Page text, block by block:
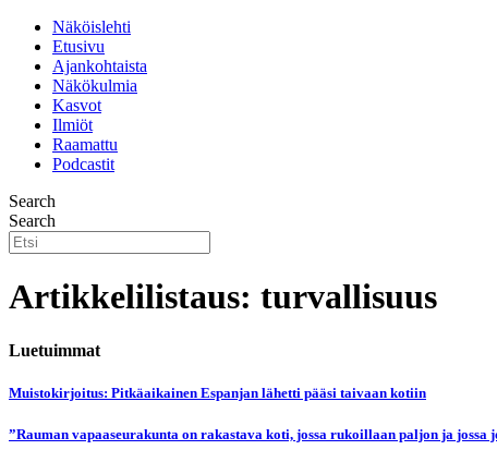
Näköislehti
Etusivu
Ajankohtaista
Näkökulmia
Kasvot
Ilmiöt
Raamattu
Podcastit
Search
Search
Artikkelilistaus: turvallisuus
Luetuimmat
Muistokirjoitus: Pitkäaikainen Espanjan lähetti pääsi taivaan kotiin
”Rauman vapaaseurakunta on rakastava koti, jossa rukoillaan paljon ja jossa